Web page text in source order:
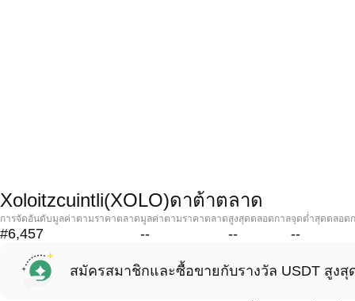
Xoloitzcuintli(XOLO)ดาต้าตลาด
การจัดอันดับมูลค่าตามราคาตลาด
#6,457
มูลค่าตามราคาตลาด
--
สูงสุดตลอดกาล
--
จุดต่ำสุดตลอด
--
สมัครสมาชิกและซื้อขายกับรางวัล USDT สูงสุ